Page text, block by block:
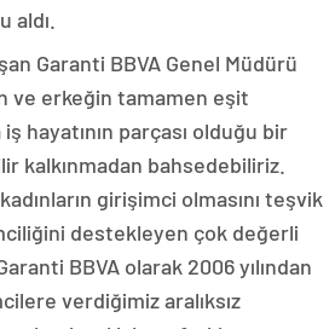
aldı.
Garanti BBVA Genel Müdürü
ve erkeğin tamamen eşit
hayatının parçası olduğu bir
kalkınmadan bahsedebiliriz.
girişimci olmasını teşvik
destekleyen çok değerli
BBVA olarak 2006 yılından
verdiğimiz aralıksız